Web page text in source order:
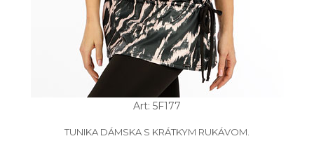
Art: 5F177
TUNIKA DÁMSKA S KRÁTKYM RUKÁVOM.